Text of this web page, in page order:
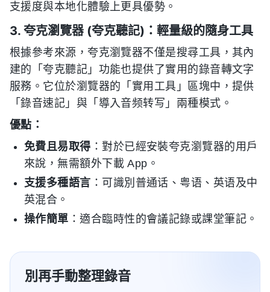
支援度與本地化體驗上更具優勢。
3. 夸克瀏覽器 (夸克聽記)：輕量級的隨身工具
根據參考來源，夸克瀏覽器不僅是搜尋工具，其內
建的「夸克聽記」功能也提供了實用的錄音轉文字
服務。它位於瀏覽器的「實用工具」區塊中，提供
「錄音速記」與「導入音频转写」兩種模式。
優點：
免費且易取得 ：對於已經安裝夸克瀏覽器的用戶
來說，無需額外下載 App。
支援多種語言 ：可識別普通话、粤语、英语及中
英混合。
操作簡單 ：適合臨時性的會議記錄或課堂筆記。
別再手動整理錄音